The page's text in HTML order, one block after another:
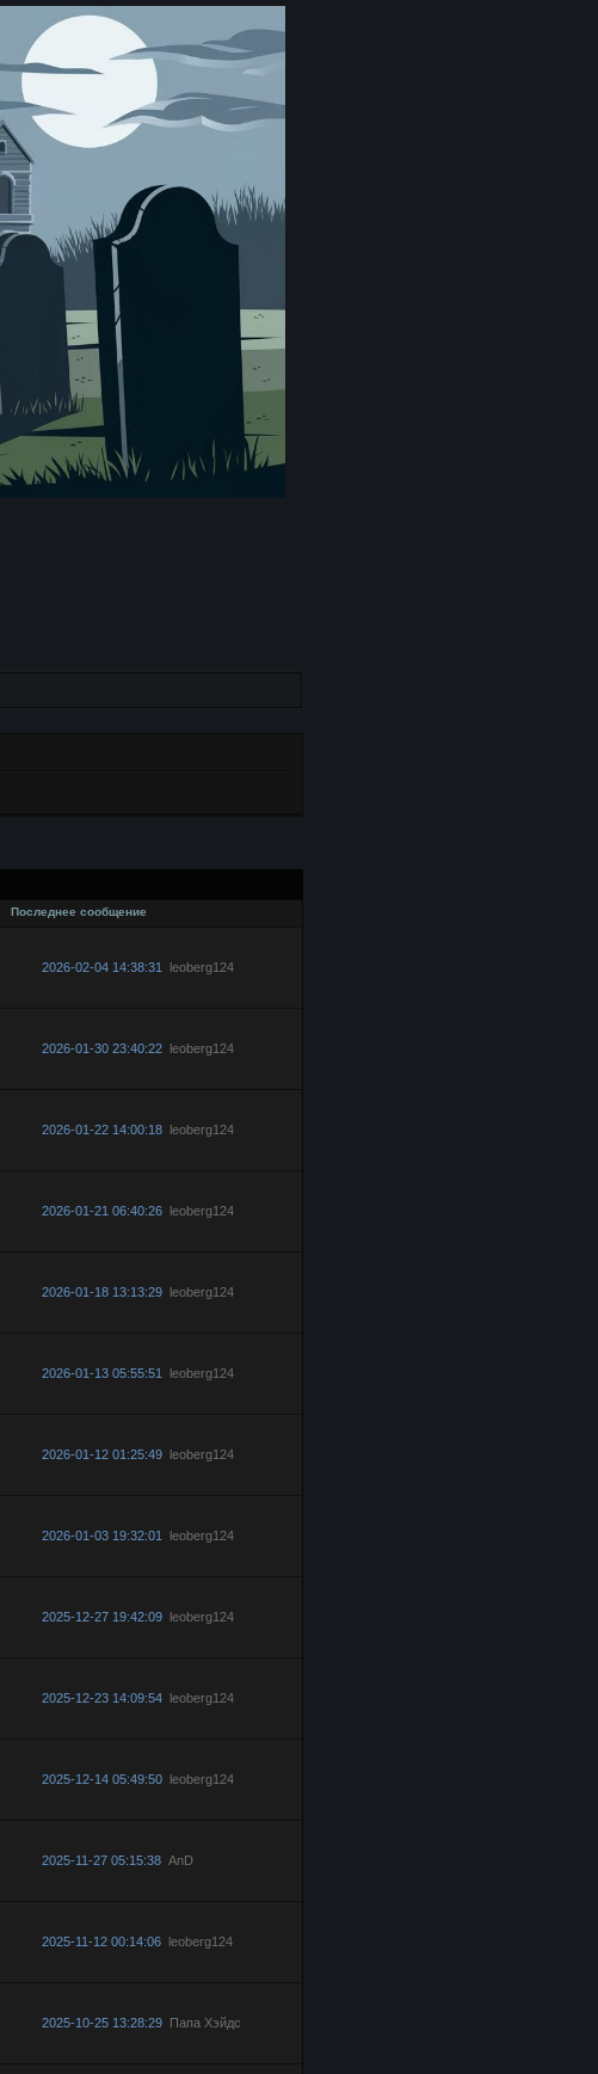
Последнее сообщение
2026-02-04 14:38:31 leoberg124
2026-01-30 23:40:22 leoberg124
2026-01-22 14:00:18 leoberg124
2026-01-21 06:40:26 leoberg124
2026-01-18 13:13:29 leoberg124
2026-01-13 05:55:51 leoberg124
2026-01-12 01:25:49 leoberg124
2026-01-03 19:32:01 leoberg124
2025-12-27 19:42:09 leoberg124
2025-12-23 14:09:54 leoberg124
2025-12-14 05:49:50 leoberg124
2025-11-27 05:15:38 AnD
2025-11-12 00:14:06 leoberg124
2025-10-25 13:28:29 Папа Хэйдс